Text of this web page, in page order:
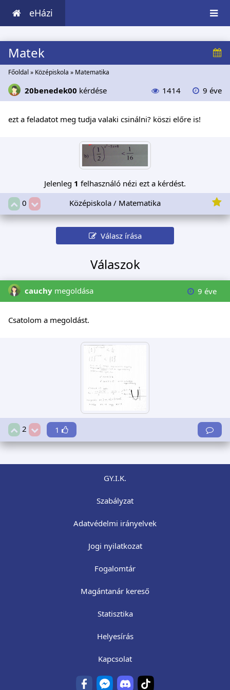
eHázi
Matek
Főoldal » Középiskola » Matematika
20benedek00 kérdése 1414 9 éve
ezt a feladatot meg tudja valaki csinálni? köszi előre is!
Jelenleg 1 felhasználó nézi ezt a kérdést.
0
Középiskola / Matematika
Válasz írása
Válaszok
cauchy megoldása 9 éve
Csatolom a megoldást.
2 1
GY.I.K.
Szabályzat
Adatvédelmi irányelvek
Jogi nyilatkozat
Fogalomtár
Magántanár kereső
Statisztika
Helyesírás
Kapcsolat